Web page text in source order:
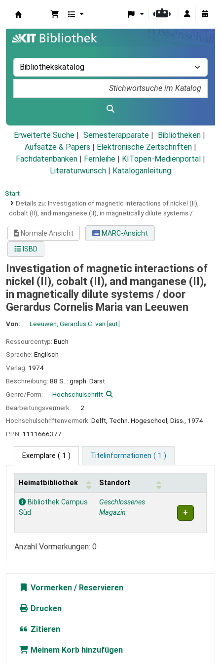
Erweiterte Suche Semesterapparate
Bibliotheken
Aufsätze & Papers
Elektronische Zeitschriften
Fachdatenbanken
Fernleihe KITopen-Medienportal
Literaturwunsch
Kataloganleitung
Start
Details zu: Investigation of magnetic interactions of nickel (II),
cobalt (II), and manganese (II), in magnetically dilute systems /
Normale Ansicht
MARC-Ansicht
ISBD
Investigation of magnetic interactions of
nickel (II), cobalt (II), and manganese (II),
in magnetically dilute systems / door
Gerardus Cornelis Maria van Leeuwen
Von: Leeuwen, Gerardus C. van [aut]
Ressourcentyp: Buch
Sprache: Englisch
Verlag: 1974
Beschreibung: 88 S. : graph. Darst
Genre/Form:
Hochschulschrift
Bearbeitungsvermerk:
2
Hochschulschriftenvermerk: Delft, Techn. Hogeschool, Diss., 1974
PPN: 1111666377
Exemplare ( 1 ) Titelinformationen ( 1 )
Exemplare
Heimatbibliothek Standort
Bibliothek Campus
Süd
Geschlossenes
Magazin
Anzahl Vormerkungen: 0
Vormerken
Drucken
Zitieren
Meinem Korb hinzufügen